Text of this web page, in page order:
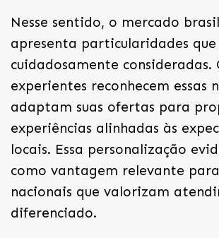
Nesse sentido, o mercado
apresenta particularidades que
cuidadosamente consideradas.
experientes reconhecem essas
adaptam suas ofertas para
experiências alinhadas às
locais. Essa personalização
como vantagem relevante
nacionais que valorizam
diferenciado.